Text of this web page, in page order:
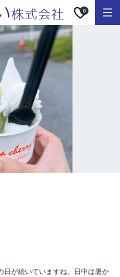
0
日が続いていますね。日中は暑か